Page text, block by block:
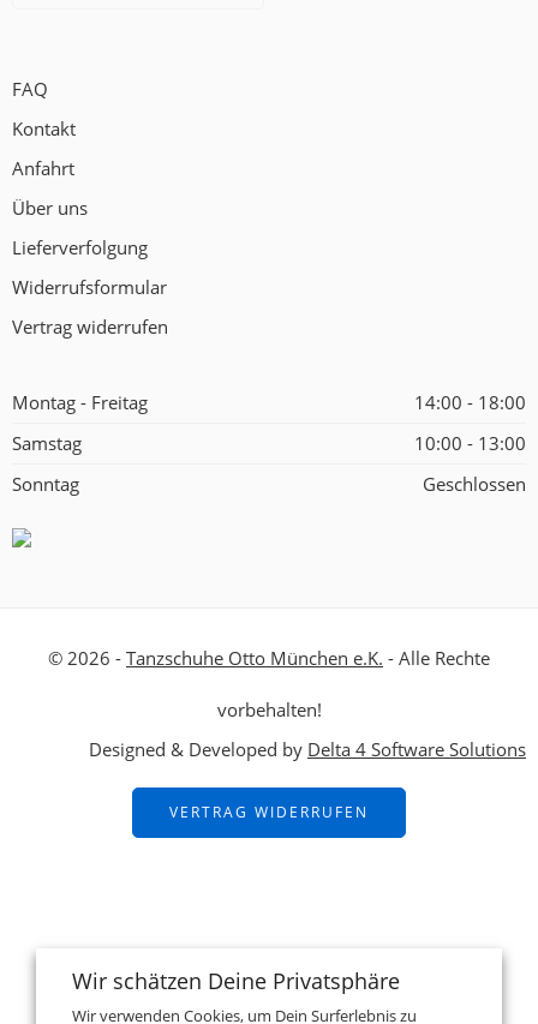
FAQ
Kontakt
Anfahrt
Über uns
Lieferverfolgung
Widerrufsformular
Vertrag widerrufen
Montag - Freitag
14:00 - 18:00
Samstag
10:00 - 13:00
Sonntag
Geschlossen
© 2026 - Tanzschuhe Otto München e.K. - Alle Rechte
vorbehalten!
Designed & Developed by Delta 4 Software Solutions
VERTRAG WIDERRUFEN
Wir schätzen Deine Privatsphäre
Wir verwenden Cookies, um Dein Surferlebnis zu